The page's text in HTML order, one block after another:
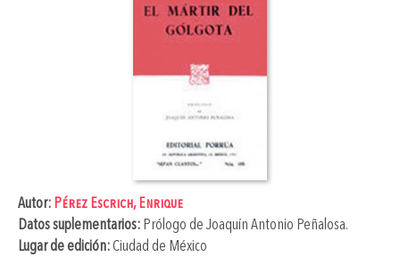
Autor: Pérez Escrich, Enrique
Datos suplementarios: Prólogo de Joaquín Antonio Peñalosa.
Lugar de edición:Ciudad de México